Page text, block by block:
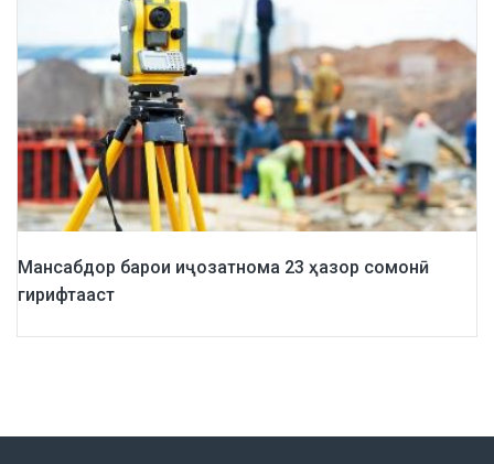
Мансабдор барои иҷозатнома 23 ҳазор сомонӣ
гирифтааст